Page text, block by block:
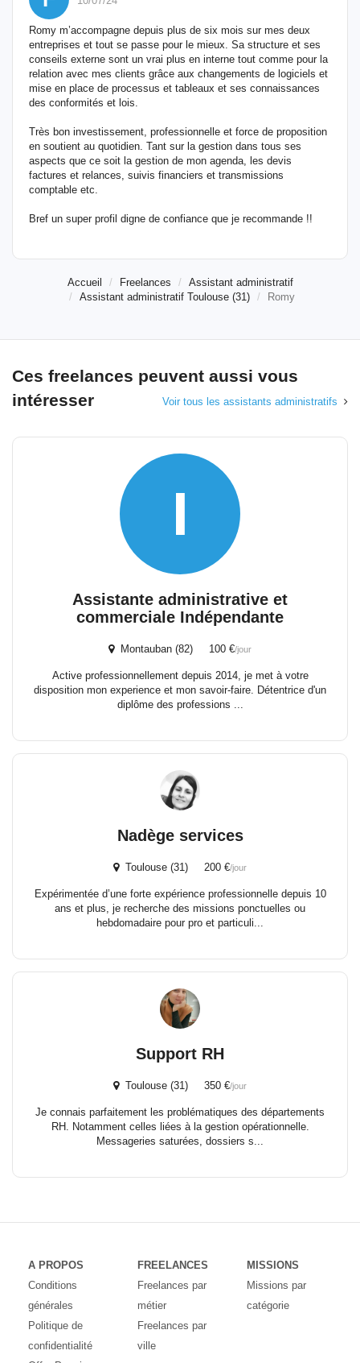
Romy m’accompagne depuis plus de six mois sur mes deux
entreprises et tout se passe pour le mieux. Sa structure et ses
conseils externe sont un vrai plus en interne tout comme pour la
relation avec mes clients grâce aux changements de logiciels et
mise en place de processus et tableaux et ses connaissances
des conformités et lois.
Très bon investissement, professionnelle et force de proposition
en soutient au quotidien. Tant sur la gestion dans tous ses
aspects que ce soit la gestion de mon agenda, les devis
factures et relances, suivis financiers et transmissions
comptable etc.
Bref un super profil digne de confiance que je recommande !!
Accueil Freelances
Assistant administratif
Assistant administratif Toulouse (31)
Romy
Ces freelances peuvent aussi vous
intéresser
Voir tous les assistants administratifs
I
Assistante administrative et
commerciale Indépendante
Montauban (82) 100 €/jour
Active professionnellement depuis 2014, je met à votre
disposition mon experience et mon savoir-faire. Détentrice d'un
diplôme des professions ...
Nadège services
Toulouse (31) 200 €/jour
Expérimentée d’une forte expérience professionnelle depuis 10
ans et plus, je recherche des missions ponctuelles ou
hebdomadaire pour pro et particuli...
Support RH
Toulouse (31) 350 €/jour
Je connais parfaitement les problématiques des départements
RH. Notamment celles liées à la gestion opérationnelle.
Messageries saturées, dossiers s...
A PROPOS
Conditions
générales
Politique de
confidentialité
FREELANCES
Freelances par
métier
Freelances par
ville
MISSIONS
Missions par
catégorie